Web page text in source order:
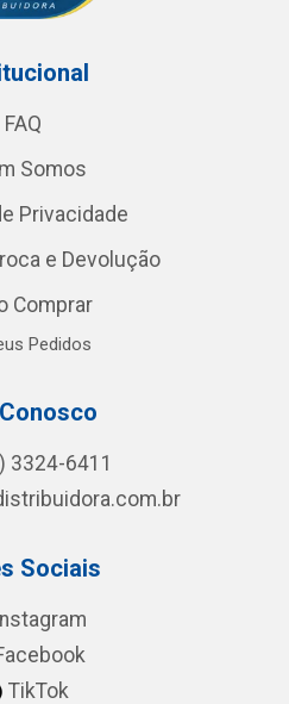
FAQ
Somos
Privacidade
e Devolução
Comprar
Pedidos
3324-6411
Sociais
TikTok